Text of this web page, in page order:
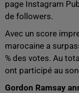
page Instagram
de followers.
Avec un score
marocaine a
% des votes. Au
ont participé au
Gordon Ramsay